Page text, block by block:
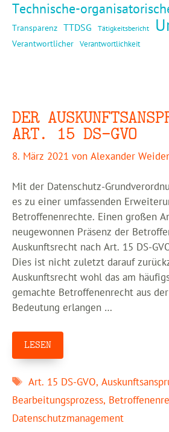
Technische-
Transparenz TTDSG Tätigkeitsbericht
Verantwortlicher Verantwortlichkeit
DER
ART. 15 DS-GVO
8. März 2021 von Alexander
Mit der Datenschutz-
es zu einer umfassenden
Betroffenenrechte. Einen großen
neugewonnen Präsenz der
Auskunftsrecht nach Art. 15 DS-
Dies ist nicht zuletzt darauf
Auskunftsrecht wohl das am
gemachte Betroffenenrecht aus
Bedeutung erlangen …
LESEN
Schlagwörter
Art. 15 DS-GVO,
Bearbeitungsprozess,
Datenschutzmanagement